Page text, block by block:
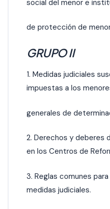
social del menor e
de protección de
GRUPO II
1. Medidas judiciales
impuestas a los
generales de
2. Derechos y deberes
en los Centros de
3. Reglas comunes
medidas judiciales.